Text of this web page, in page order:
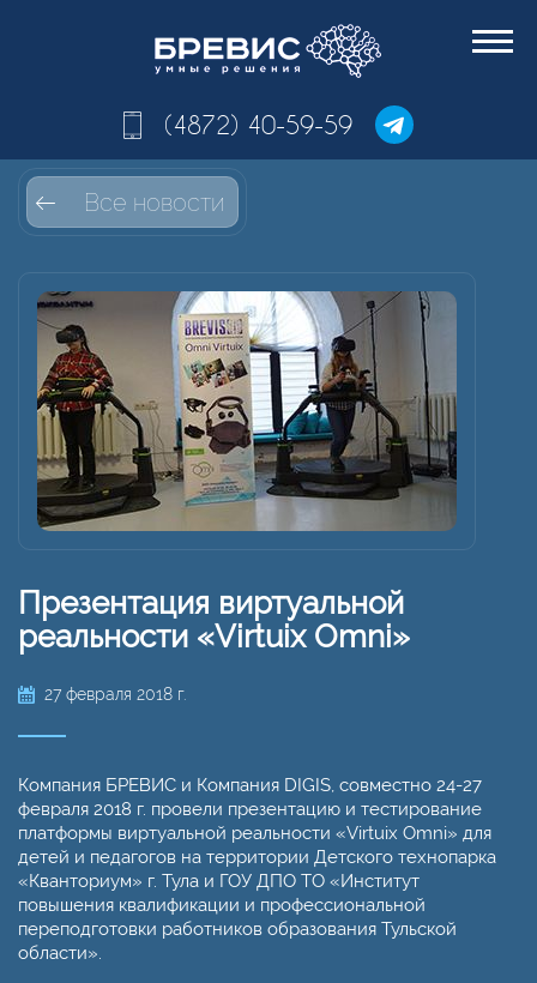
(4872) 40-59-59
Все новости
Презентация виртуальной
реальности «Virtuix Omni»
27 февраля 2018 г.
Компания БРЕВИС и Компания DIGIS, совместно 24-27
февраля 2018 г. провели презентацию и тестирование
платформы виртуальной реальности «Virtuix Omni» для
детей и педагогов на территории Детского технопарка
«Кванториум» г. Тула и ГОУ ДПО ТО «Институт
повышения квалификации и профессиональной
переподготовки работников образования Тульской
области».